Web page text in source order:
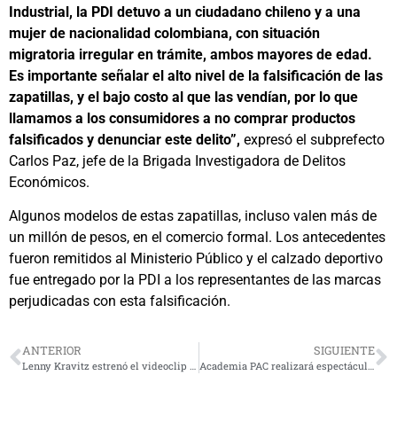
Industrial, la PDI detuvo a un ciudadano chileno y a una
mujer de nacionalidad colombiana, con situación
migratoria irregular en trámite, ambos mayores de edad.
Es importante señalar el alto nivel de la falsificación de las
zapatillas, y el bajo costo al que las vendían, por lo que
llamamos a los consumidores a no comprar productos
falsificados y denunciar este delito”, expresó el subprefecto
Carlos Paz, jefe de la Brigada Investigadora de Delitos
Económicos.
Algunos modelos de estas zapatillas, incluso valen más de
un millón de pesos, en el comercio formal. Los antecedentes
fueron remitidos al Ministerio Público y el calzado deportivo
fue entregado por la PDI a los representantes de las marcas
perjudicadas con esta falsificación.
ANTERIOR
Lenny Kravitz estrenó el videoclip oficial de “Paralyzed”
SIGUIENTE
Academia PAC realizará espectáculo rock coral gratuito en Coquimbo